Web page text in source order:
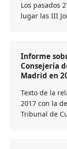
Los pasados
lugar las III
Informe
Consejería
Madrid en
Texto de la
2017 con la
Tribunal de